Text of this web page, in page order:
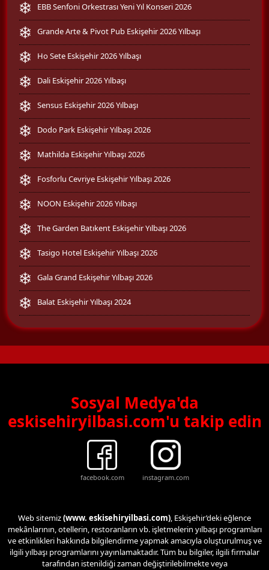
EBB Senfoni Orkestrası Yeni Yıl Konseri 2026
Grande Arte & Pivot Pub Eskişehir 2026 Yılbaşı
Ho Sete Eskişehir 2026 Yılbaşı
Dali Eskişehir 2026 Yılbaşı
Sensus Eskişehir 2026 Yılbaşı
Dodo Park Eskişehir Yılbaşı 2026
Mathilda Eskişehir Yılbaşı 2026
Fosforlu Cevriye Eskişehir Yılbaşı 2026
NOON Eskişehir 2026 Yılbaşı
The Garden Batıkent Eskişehir Yılbaşı 2026
Tasigo Hotel Eskişehir Yılbaşı 2026
Gala Grand Eskişehir Yılbaşı 2026
Balat Eskişehir Yılbaşı 2024
Sosyal Medya'da
eskisehiryilbasi.com'u takip edin
facebook.com instagram.com
Web sitemiz(www. eskisehiryilbasi.com), Eskişehir’deki eğlence
mekânlarının, otellerin, restoranların vb. işletmelerin yılbaşı programları
ve etkinlikleri hakkında bilgilendirme yapmak amacıyla oluşturulmuş ve
ilgili yılbaşı programlarını yayınlamaktadır. Tüm bu bilgiler, ilgili firmalar
tarafından istenildiği zaman değiştirilebilmekte veya